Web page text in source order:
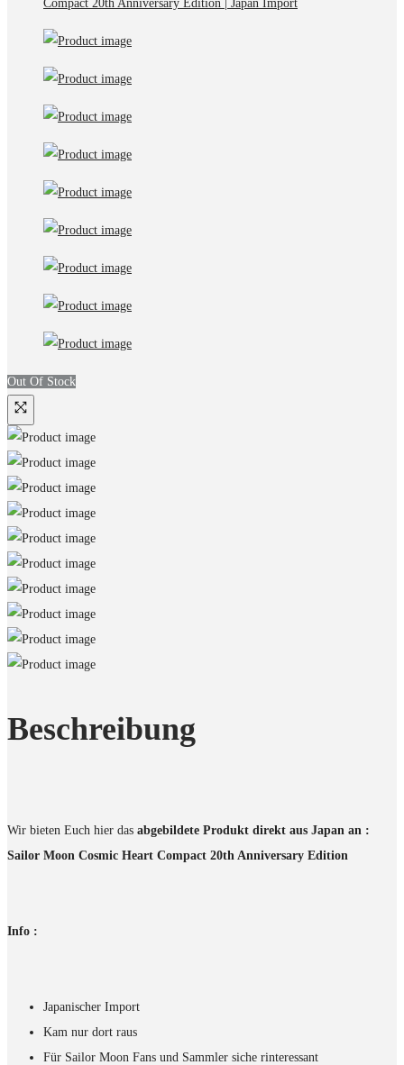
Out Of Stock
Beschreibung
Wir bieten Euch hier das abgebildete Produkt direkt aus Japan an :
Sailor Moon Cosmic Heart Compact 20th Anniversary Edition
Info :
Japanischer Import
Kam nur dort raus
Für Sailor Moon Fans und Sammler siche rinteressant